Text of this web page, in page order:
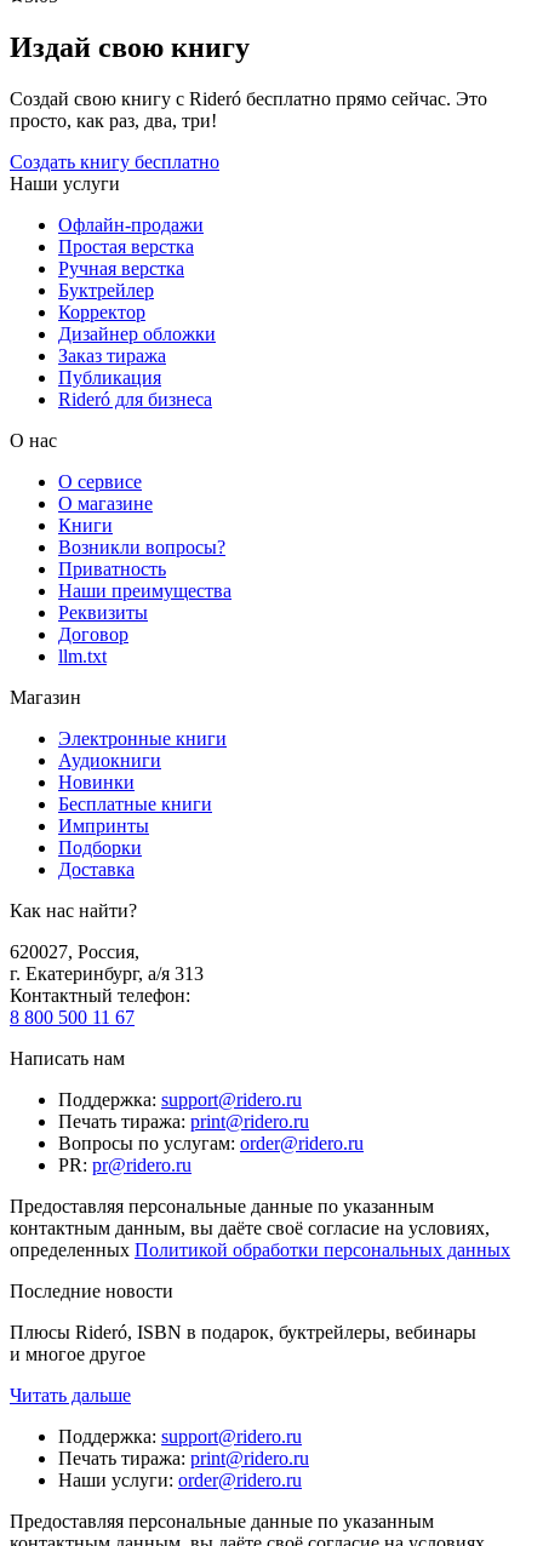
Издай свою книгу
Создай свою книгу с Rideró бесплатно прямо сейчас. Это
просто, как раз, два, три!
Создать книгу бесплатно
Наши услуги
Офлайн-продажи
Простая верстка
Ручная верстка
Буктрейлер
Корректор
Дизайнер обложки
Заказ тиража
Публикация
Rideró для бизнеса
О нас
О сервисе
О магазине
Книги
Возникли вопросы?
Приватность
Наши преимущества
Реквизиты
Договор
llm.txt
Магазин
Электронные книги
Аудиокниги
Новинки
Бесплатные книги
Импринты
Подборки
Доставка
Как нас найти?
620027, Россия,
г. Екатеринбург, а/я 313
Контактный телефон:
8 800 500 11 67
Написать нам
Поддержка: support@ridero.ru
Печать тиража: print@ridero.ru
Вопросы по услугам: order@ridero.ru
PR: pr@ridero.ru
Предоставляя персональные данные по указанным
контактным данным, вы даёте своё согласие на условиях,
определенных Политикой обработки персональных данных
Последние новости
Плюсы Rideró, ISBN в подарок, буктрейлеры, вебинары
и многое другое
Читать дальше
Поддержка: support@ridero.ru
Печать тиража: print@ridero.ru
Наши услуги: order@ridero.ru
Предоставляя персональные данные по указанным